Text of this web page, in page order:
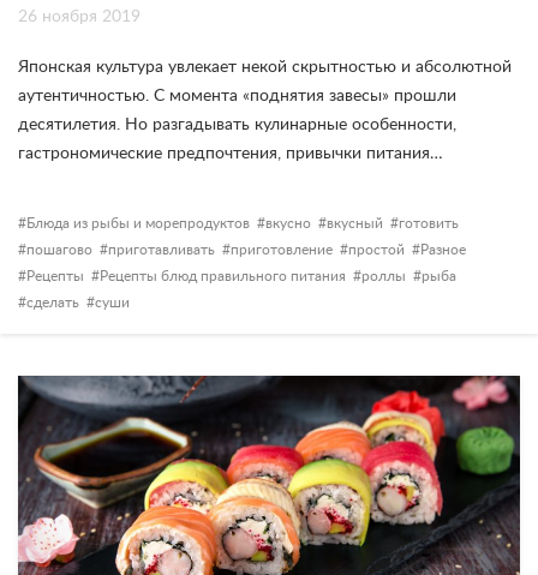
26 ноября 2019
Японская культура увлекает некой скрытностью и абсолютной
аутентичностью. С момента «поднятия завесы» прошли
десятилетия. Но разгадывать кулинарные особенности,
гастрономические предпочтения, привычки питания…
Блюда из рыбы и морепродуктов вкусно вкусный
готовить
пошагово
приготавливать приготовление простой
Разное
Рецепты
Рецепты блюд правильного питания роллы
рыба
сделать
суши